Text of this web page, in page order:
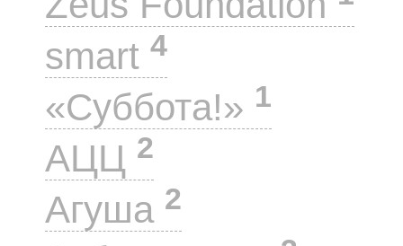
smart 4
«Суббота!» 1
АЦЦ 2
Агуша 2